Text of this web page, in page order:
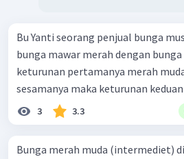
Bu Yanti seorang penjual bunga
bunga mawar merah dengan
keturunan pertamanya merah
sesamanya maka keturunan
3 3.3
Bunga merah muda (intermediet)